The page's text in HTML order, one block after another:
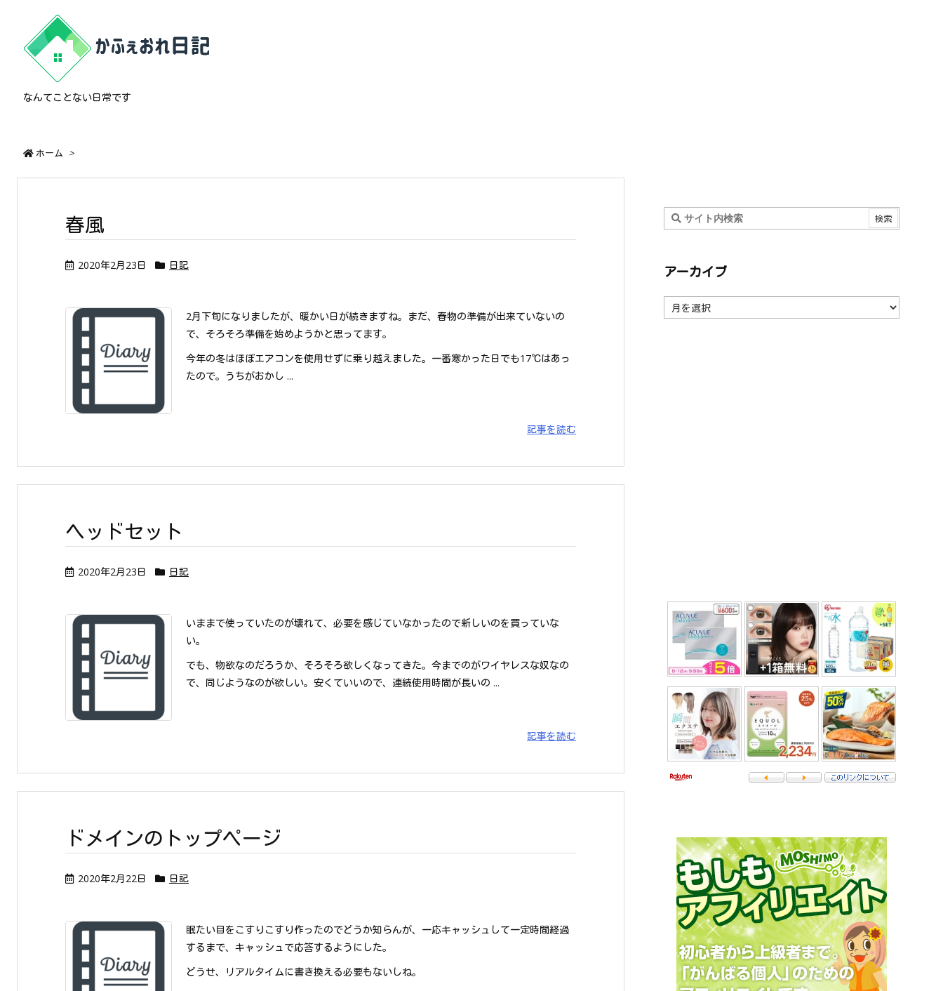
なんてことない日常です
ホーム >
春風
2020年2月23日 日記
2月下旬になりましたが、暖かい日が続きますね。まだ、春物の準備が出来ていないの
で、そろそろ準備を始めようかと思ってます。
今年の冬はほぼエアコンを使用せずに乗り越えました。一番寒かった日でも17℃はあっ
たので。うちがおかし ...
記事を読む
ヘッドセット
2020年2月23日 日記
いままで使っていたのが壊れて、必要を感じていなかったので新しいのを買っていな
い。
でも、物欲なのだろうか、そろそろ欲しくなってきた。今までのがワイヤレスな奴なの
で、同じようなのが欲しい。安くていいので、連続使用時間が長いの ...
記事を読む
ドメインのトップページ
2020年2月22日 日記
眠たい目をこすりこすり作ったのでどうか知らんが、一応キャッシュして一定時間経過
するまで、キャッシュで応答するようにした。
どうせ、リアルタイムに書き換える必要もないしね。
アーカイブ
ー